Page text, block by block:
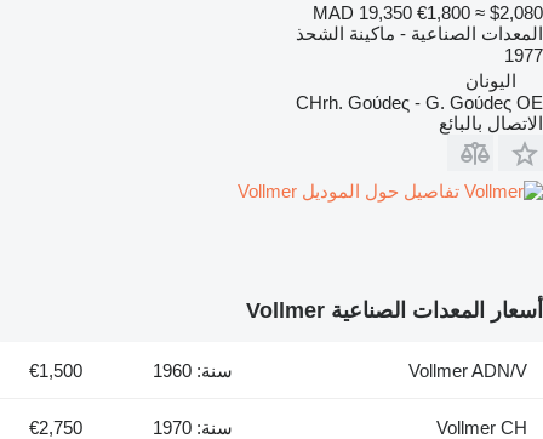
MAD 19,350 €1,800 ≈ $2,080
المعدات الصناعية - ماكينة الشحذ
1977
اليونان
CHrh. Goύdeς - G. Goύdeς OE
الاتصال بالبائع
تفاصيل حول الموديل Vollmer
أسعار المعدات الصناعية Vollmer
Vollmer ADN/V سنة: 1960 €1,500
Vollmer CH سنة: 1970 €2,750